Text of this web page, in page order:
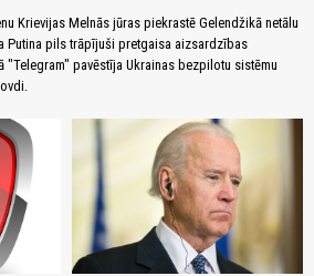
Krievijas Melnās jūras piekrastē Gelendžikā netālu
Putina pils trāpījuši pretgaisa aizsardzības
pavēstīja Ukrainas bezpilotu sistēmu